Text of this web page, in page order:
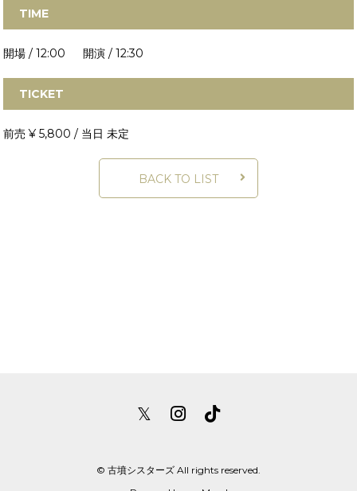
TIME
開場 / 12:00 開演 / 12:30
TICKET
前売 ¥ 5,800 / 当日 未定
BACK TO LIST
𝕏
© 古墳シスターズ All rights reserved.